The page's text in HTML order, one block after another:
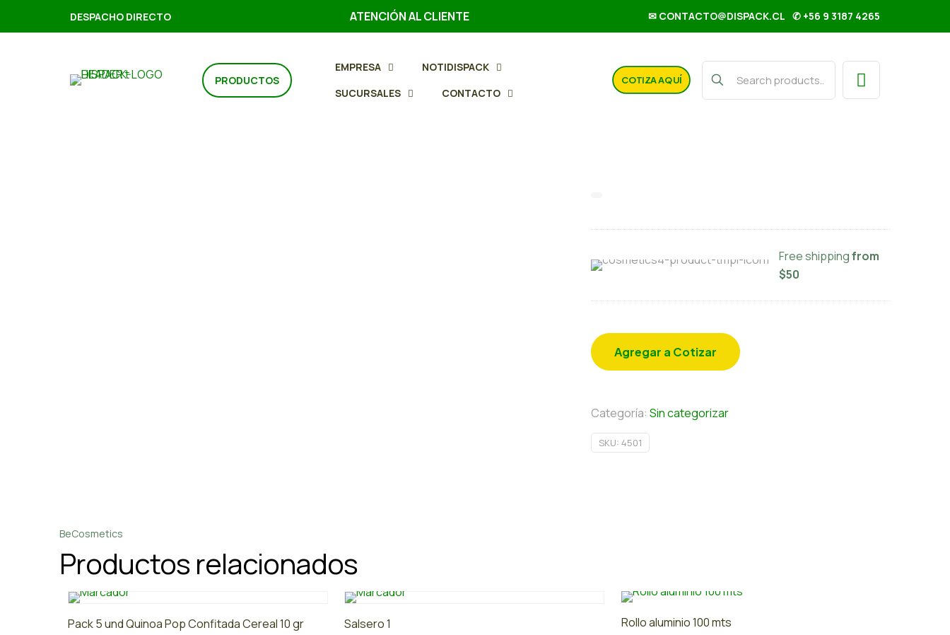
DESPACHO DIRECTO ATENCIÓN AL CLIENTE ✉ CONTACTO@DISPACK.CL ✆ +56 9 3187 4265
PRODUCTOS
EMPRESA
NOTIDISPACK
SUCURSALES
CONTACTO
COTIZA AQUÍ
Free shippingfrom
$50
Agregar a Cotizar
Categoría: Sin categorizar
SKU: 4501
BeCosmetics
Productos relacionados
Pack 5 und Quinoa Pop Confitada Cereal 10 gr Salsero 1 Rollo aluminio 100 mts